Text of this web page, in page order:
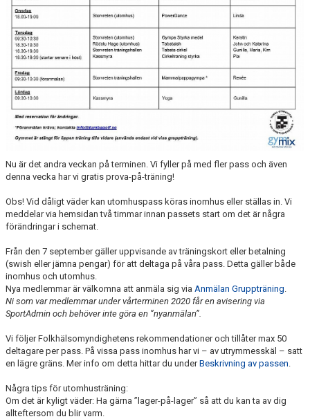
TRÄNINGSRESA
TRIVSELREGLER
KONTAKT
VÅRA HALLAR
PRISER
Nu är det andra veckan på terminen. Vi fyller på med fler pass och även
denna vecka har vi gratis prova-på-träning!
Obs! Vid dåligt väder kan utomhuspass köras inomhus eller ställas in. Vi
meddelar via hemsidan två timmar innan passets start om det är några
förändringar i schemat.
Från den 7 september gäller uppvisande av träningskort eller betalning
(swish eller jämna pengar) för att deltaga på våra pass. Detta gäller både
inomhus och utomhus.
Nya medlemmar är välkomna att anmäla sig via Anmälan Gruppträning
Ni som var medlemmar under vårterminen 2020 får en avisering via
SportAdmin och behöver inte göra en ”nyanmälan”.
Vi följer Folkhälsomyndighetens rekommendationer och tillåter max 50
deltagare per pass. På vissa pass inomhus har vi – av utrymmesskäl – satt
en lägre gräns. Mer info om detta hittar du underBeskrivning av passen
Några tips för utomhusträning:
Om det är kyligt väder: Ha gärna ”lager-på-lager” så att du kan ta av dig
allteftersom du blir varm.